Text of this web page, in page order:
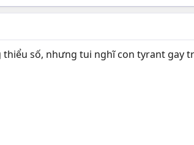
số, nhưng tui nghĩ con tyrant gay